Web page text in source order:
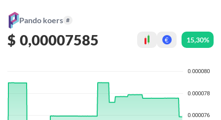
Pando koers #
$ 0,00007585 € 15,30%